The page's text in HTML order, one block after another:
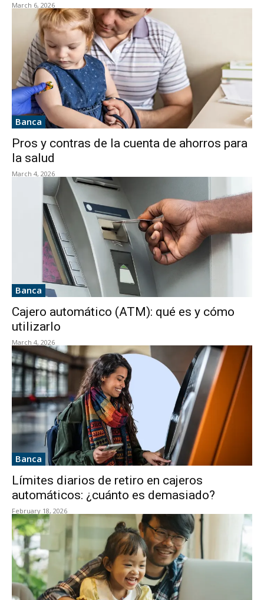
March 6, 2026
Banca
Pros y contras de la cuenta de ahorros para
la salud
March 4, 2026
Banca
Cajero automático (ATM): qué es y cómo
utilizarlo
March 4, 2026
Banca
Límites diarios de retiro en cajeros
automáticos: ¿cuánto es demasiado?
February 18, 2026